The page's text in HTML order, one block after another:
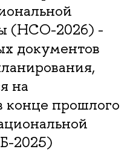
(НСО-2026) -
документов
на
конце прошлого
2025)